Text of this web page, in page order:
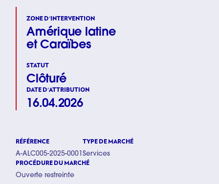
ZONE D'INTERVENTION
Amérique latine
et Caraïbes
STATUT
Clôturé
DATE D'ATTRIBUTION
16.04.2026
RÉFÉRENCE
A-ALC005-2025-0001
TYPE DE MARCHÉ
Services
PROCÉDURE DU MARCHÉ
Ouverte restreinte